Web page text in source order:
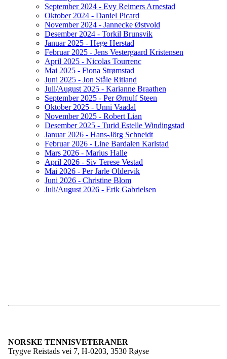
September 2024 - Evy Reimers Arnestad
Oktober 2024 - Daniel Picard
November 2024 - Jannecke Østvold
Desember 2024 - Torkil Brunsvik
Januar 2025 - Hege Herstad
Februar 2025 - Jens Vestergaard Kristensen
April 2025 - Nicolas Tourrenc
Mai 2025 - Fiona Strømstad
Juni 2025 - Jon Ståle Ritland
Juli/August 2025 - Karianne Braathen
September 2025 - Per Ørnulf Steen
Oktober 2025 - Unni Vaadal
November 2025 - Robert Lian
Desember 2025 - Turid Estelle Windingstad
Januar 2026 - Hans-Jörg Schneidt
Februar 2026 - Line Bardalen Karlstad
Mars 2026 - Marius Halle
April 2026 - Siv Terese Vestad
Mai 2026 - Per Jarle Oldervik
Juni 2026 - Christine Blom
Juli/August 2026 - Erik Gabrielsen
NORSKE TENNISVETERANER
Trygve Reistads vei 7, H-0203, 3530 Røyse